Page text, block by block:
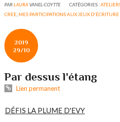
PARLAURAVANEL-COYTTE CATÉGORIES :
CREE MES PARTICIPATIONS AUX JEUX D'ÉCRITURE
2019
29/10
Par dessus l'étang
Lien permanent
DÉFIS LA PLUME D'EVY